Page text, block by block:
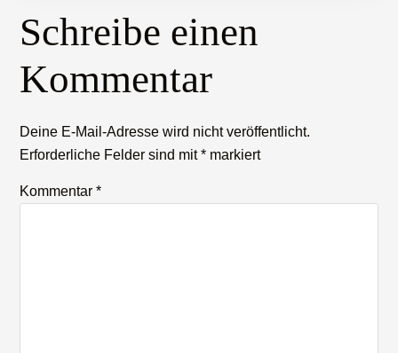
Leser-
Interaktionen
Schreibe einen
Kommentar
Deine E-Mail-Adresse wird nicht veröffentlicht.
Erforderliche Felder sind mit* markiert
Kommentar*